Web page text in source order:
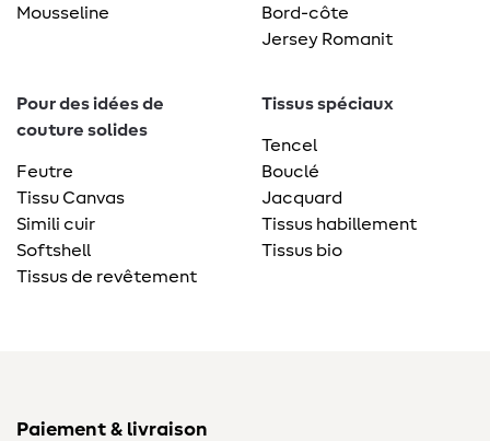
Mousseline
Bord-côte
Jersey Romanit
Pour des idées de
couture solides
Feutre
Tissu Canvas
Simili cuir
Softshell
Tissus de revêtement
Tissus spéciaux
Tencel
Bouclé
Jacquard
Tissus habillement
Tissus bio
Paiement & livraison